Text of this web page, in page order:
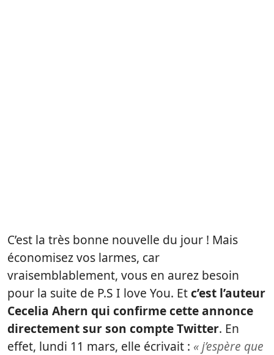
C’est la très bonne nouvelle du jour ! Mais
économisez vos larmes, car
vraisemblablement, vous en aurez besoin
pour la suite de P.S I love You. Etc’est l’auteur
Cecelia Ahern qui confirme cette annonce
directement sur son compte Twitter. En
effet, lundi 11 mars, elle écrivait : « j’espère que